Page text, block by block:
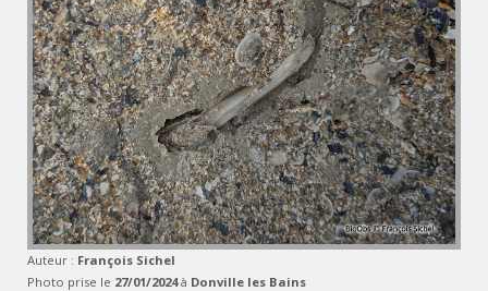
Auteur : François Sichel
Photo prise le 27/01/2024à Donville les Bains